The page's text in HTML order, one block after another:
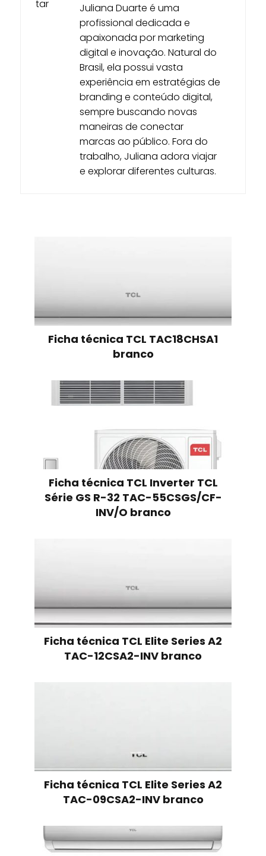
Juliana Duarte é uma
profissional dedicada e
apaixonada por marketing
digital e inovação. Natural do
Brasil, ela possui vasta
experiência em estratégias de
branding e conteúdo digital,
sempre buscando novas
maneiras de conectar
marcas ao público. Fora do
trabalho, Juliana adora viajar
e explorar diferentes culturas.
Ficha técnica TCL TAC18CHSA1
branco
Ficha técnica TCL Inverter TCL
Série GS R-32 TAC-55CSGS/CF-
INV/O branco
Ficha técnica TCL Elite Series A2
TAC-12CSA2-INV branco
Ficha técnica TCL Elite Series A2
TAC-09CSA2-INV branco